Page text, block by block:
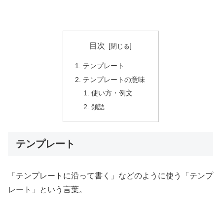
目次
テンプレート
テンプレートの意味
使い方・例文
類語
テンプレート
「テンプレートに沿って書く」などのように使う「テンプ
レート」という言葉。